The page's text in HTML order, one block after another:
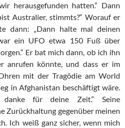
herausgefunden hatten.“ Dann
Australier, stimmts?“ Worauf er
dann: „Dann halte mal deinen
ein UFO etwa 150 Fuß über
Er bat mich dann, ob ich ihn
anrufen könnte, und dass er im
mit der Tragödie am World
in Afghanistan beschäftigt wäre.
für deine Zeit.“ Seine
Zurückhaltung gegenüber meinen
Ich weiß ganz sicher, wenn mich